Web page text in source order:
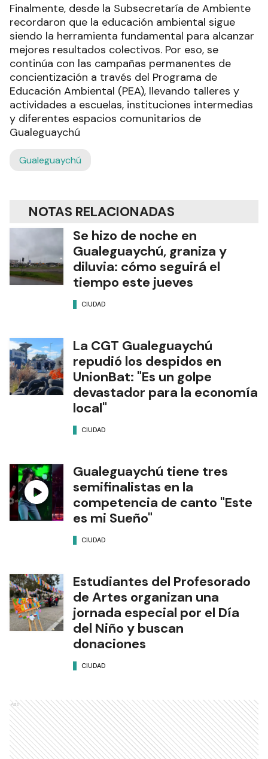
Finalmente, desde la Subsecretaría de Ambiente
recordaron que la educación ambiental sigue
siendo la herramienta fundamental para alcanzar
mejores resultados colectivos. Por eso, se
continúa con las campañas permanentes de
concientización a través del Programa de
Educación Ambiental (PEA), llevando talleres y
actividades a escuelas, instituciones intermedias
y diferentes espacios comunitarios de
Gualeguaychú
Gualeguaychú
NOTAS RELACIONADAS
Se hizo de noche en
Gualeguaychú, graniza y
diluvia: cómo seguirá el
tiempo este jueves
CIUDAD
La CGT Gualeguaychú
repudió los despidos en
UnionBat: "Es un golpe
devastador para la economía
local"
CIUDAD
Gualeguaychú tiene tres
semifinalistas en la
competencia de canto "Este
es mi Sueño"
CIUDAD
Estudiantes del Profesorado
de Artes organizan una
jornada especial por el Día
del Niño y buscan
donaciones
CIUDAD
Ads